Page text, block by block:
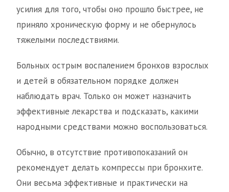
усилия для того, чтобы оно прошло быстрее, не
приняло хроническую форму и не обернулось
тяжелыми последствиями.
Больных острым воспалением бронхов взрослых
и детей в обязательном порядке должен
наблюдать врач. Только он может назначить
эффективные лекарства и подсказать, какими
народными средствами можно воспользоваться.
Обычно, в отсутствие противопоказаний он
рекомендует делать компрессы при бронхите.
Они весьма эффективные и практически на